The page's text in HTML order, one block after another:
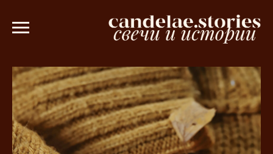
3000 рублей 💫 Ароматическое